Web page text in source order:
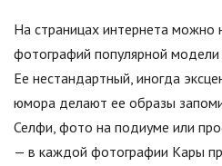
На страницах интернета
фотографий популярной
Ее нестандартный, иногда
юмора делают ее образы
Селфи, фото на подиуме или
— в каждой фотографии Кары